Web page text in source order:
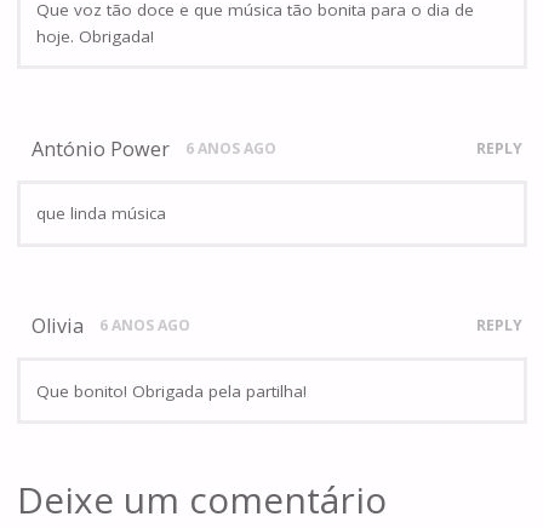
Que voz tão doce e que música tão bonita para o dia de
hoje. Obrigada!
António Power 6 ANOS AGO REPLY
que linda música
Olivia 6 ANOS AGO REPLY
Que bonito! Obrigada pela partilha!
Deixe um comentário